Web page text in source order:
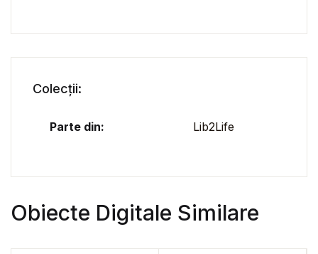
Colecții:
Parte din: Lib2Life
Obiecte Digitale Similare